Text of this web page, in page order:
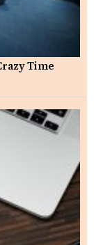
Time